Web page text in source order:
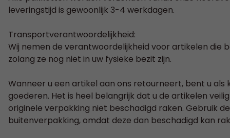
leveringstijd is gewoonlijk 3-4 werkdagen.
Transportverantwoordelijkheid:
Wij nemen de verantwoordelijkheid voor artikelen die
zolang ze nog niet in uw fysieke bezit zijn.
Wanneer u een artikel aan ons retourneert, bent u
goederen. Het is heel belangrijk dat u de artikelen
originele verpakking niet beschadigd raken. Gebruik
buitenverpakking, omdat deze dan beschadigd kan